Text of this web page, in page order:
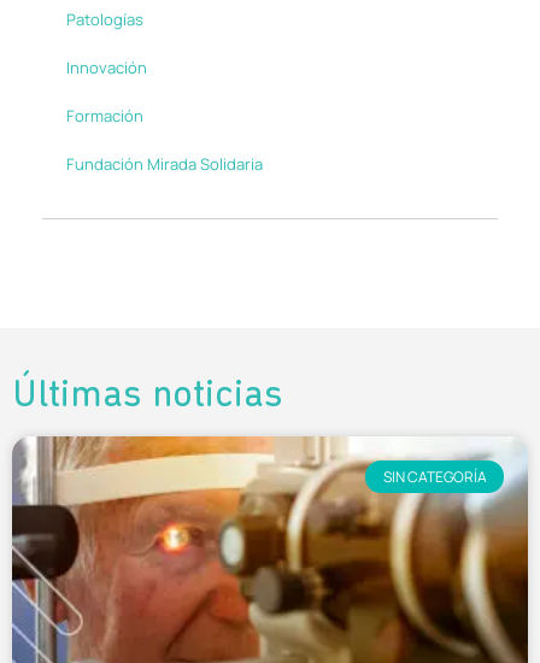
Patologías
Innovación
Formación
Fundación Mirada Solidaria
Últimas noticias
SIN CATEGORÍA